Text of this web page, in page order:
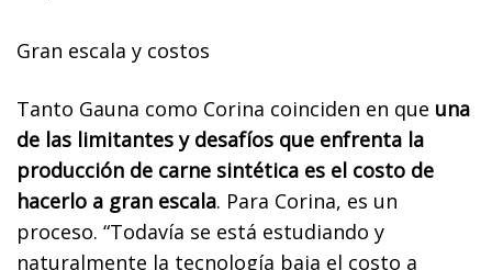
Gran escala y costos
Tanto Gauna como Corina coinciden en que una
de las limitantes y desafíos que enfrenta la
producción de carne sintética es el costo de
hacerlo a gran escala. Para Corina, es un
proceso. “Todavía se está estudiando y
naturalmente la tecnología baja el costo a